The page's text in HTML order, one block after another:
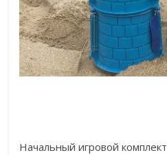
Начальный игровой комплект